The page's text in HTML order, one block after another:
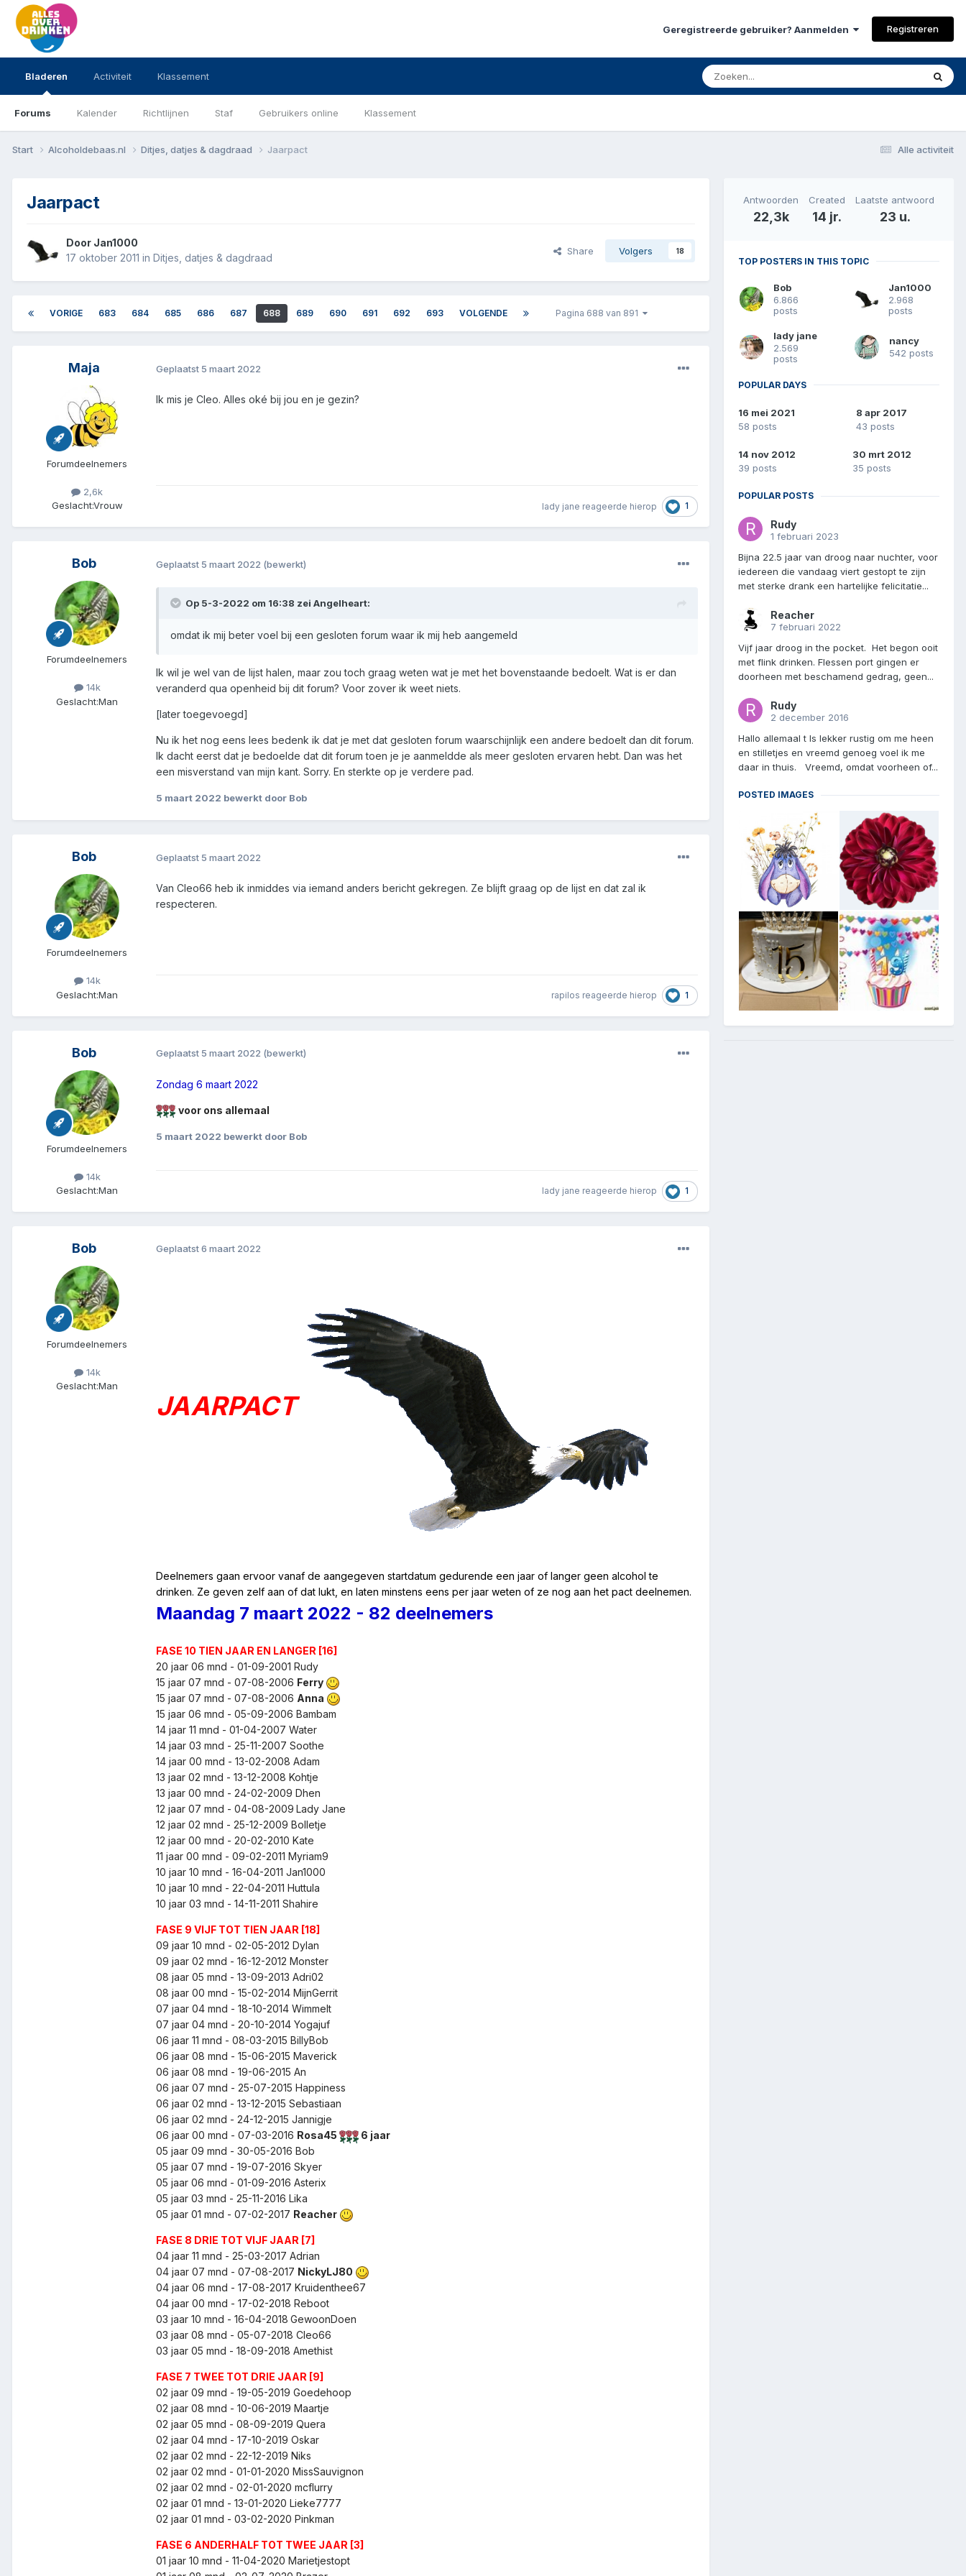
Geregistreerde gebruiker? Aanmelden Registreren
Bladeren
Forums Kalender Richtlijnen Staf Gebruikers online Klassement
Activiteit Klassement
Alle activiteit
Start Alcoholdebaas.nl Ditjes, datjes & dagdraad Jaarpact
Jaarpact
Door Jan1000
17 oktober 2011 in Ditjes, datjes & dagdraad
Share Volgers 18
VORIGE 683 684 685 686 687 688 689 690 691 692 693 VOLGENDE Pagina 688 van 891
Maja
Forumdeelnemers
2,6k
Geslacht:Vrouw
Geplaatst 5 maart 2022
Ik mis je Cleo. Alles oké bij jou en je gezin?
lady jane reageerde hierop 1
Bob
Forumdeelnemers
14k
Geslacht:Man
Geplaatst 5 maart 2022 (bewerkt)
Op 5-3-2022 om 16:38 zei Angelheart:
omdat ik mij beter voel bij een gesloten forum waar ik mij heb aangemeld
Ik wil je wel van de lijst halen, maar zou toch graag weten wat je met het bovenstaande bedoelt. Wat is er dan
veranderd qua openheid bij dit forum? Voor zover ik weet niets.
[later toegevoegd]
Nu ik het nog eens lees bedenk ik dat je met dat gesloten forum waarschijnlijk een andere bedoelt dan dit forum.
Ik dacht eerst dat je bedoelde dat dit forum toen je je aanmeldde als meer gesloten ervaren hebt. Dan was het
een misverstand van mijn kant. Sorry. En sterkte op je verdere pad.
5 maart 2022 bewerkt door Bob
Bob
Forumdeelnemers
14k
Geslacht:Man
Geplaatst 5 maart 2022
Van Cleo66 heb ik inmiddes via iemand anders bericht gekregen. Ze blijft graag op de lijst en dat zal ik
respecteren.
rapilos reageerde hierop 1
Bob
Forumdeelnemers
14k
Geslacht:Man
Geplaatst 5 maart 2022 (bewerkt)
Zondag 6 maart 2022
voor ons allemaal
5 maart 2022 bewerkt door Bob
lady jane reageerde hierop 1
Bob
Forumdeelnemers
14k
Geslacht:Man
Geplaatst6 maart 2022
JAARPACT
Deelnemers gaan ervoor vanaf de aangegeven startdatum gedurende een jaar of langer geen alcohol te
drinken. Ze geven zelf aan of dat lukt, en laten minstens eens per jaar weten of ze nog aan het pact deelnemen.
Maandag 7 maart 2022 - 82 deelnemers
FASE 10 TIEN JAAR EN LANGER [16]
20 jaar 06 mnd - 01-09-2001 Rudy
15 jaar 07 mnd - 07-08-2006 Ferry
15 jaar 07 mnd - 07-08-2006 Anna
15 jaar 06 mnd - 05-09-2006 Bambam
14 jaar 11 mnd - 01-04-2007 Water
14 jaar 03 mnd - 25-11-2007 Soothe
14 jaar 00 mnd - 13-02-2008 Adam
13 jaar 02 mnd - 13-12-2008 Kohtje
13 jaar 00 mnd - 24-02-2009 Dhen
12 jaar 07 mnd - 04-08-2009 Lady Jane
12 jaar 02 mnd - 25-12-2009 Bolletje
12 jaar 00 mnd - 20-02-2010 Kate
11 jaar 00 mnd - 09-02-2011 Myriam9
10 jaar 10 mnd - 16-04-2011 Jan1000
10 jaar 10 mnd - 22-04-2011 Huttula
10 jaar 03 mnd - 14-11-2011 Shahire
FASE 9 VIJF TOT TIEN JAAR [18]
09 jaar 10 mnd - 02-05-2012 Dylan
09 jaar 02 mnd - 16-12-2012 Monster
08 jaar 05 mnd - 13-09-2013 Adri02
08 jaar 00 mnd - 15-02-2014 MijnGerrit
07 jaar 04 mnd - 18-10-2014 Wimmelt
07 jaar 04 mnd - 20-10-2014 Yogajuf
06 jaar 11 mnd - 08-03-2015 BillyBob
06 jaar 08 mnd - 15-06-2015 Maverick
06 jaar 08 mnd - 19-06-2015 An
06 jaar 07 mnd - 25-07-2015 Happiness
06 jaar 02 mnd - 13-12-2015 Sebastiaan
06 jaar 02 mnd - 24-12-2015 Jannigje
06 jaar 00 mnd - 07-03-2016 Rosa45
6 jaar
05 jaar 09 mnd - 30-05-2016 Bob
05 jaar 07 mnd - 19-07-2016 Skyer
05 jaar 06 mnd - 01-09-2016 Asterix
05 jaar 03 mnd - 25-11-2016 Lika
05 jaar 01 mnd - 07-02-2017 Reacher
FASE 8 DRIE TOT VIJF JAAR [7]
04 jaar 11 mnd - 25-03-2017 Adrian
04 jaar 07 mnd - 07-08-2017 NickyLJ80
04 jaar 06 mnd - 17-08-2017 Kruidenthee67
04 jaar 00 mnd - 17-02-2018 Reboot
03 jaar 10 mnd - 16-04-2018 GewoonDoen
03 jaar 08 mnd - 05-07-2018 Cleo66
03 jaar 05 mnd - 18-09-2018 Amethist
FASE 7 TWEE TOT DRIE JAAR [9]
02 jaar 09 mnd - 19-05-2019 Goedehoop
02 jaar 08 mnd - 10-06-2019 Maartje
02 jaar 05 mnd - 08-09-2019 Quera
02 jaar 04 mnd - 17-10-2019 Oskar
02 jaar 02 mnd - 22-12-2019 Niks
02 jaar 02 mnd - 01-01-2020 MissSauvignon
02 jaar 02 mnd - 02-01-2020 mcflurry
02 jaar 01 mnd - 13-01-2020 Lieke7777
02 jaar 01 mnd - 03-02-2020 Pinkman
FASE 6 ANDERHALF TOT TWEE JAAR [3]
01 jaar 10 mnd - 11-04-2020 Marietjestopt
Antwoorden
22,3k
Created
14 jr.
Laatste antwoord
23 u.
TOP POSTERS IN THIS TOPIC
Bob
6.866
posts
Jan1000
2.968
posts
lady jane
2.569
posts
nancy
542 posts
POPULAR DAYS
16 mei 2021
58 posts
8 apr 2017
43 posts
14 nov 2012
39 posts
30 mrt 2012
35 posts
POPULAR POSTS
Rudy
1 februari 2023
Bijna 22.5 jaar van droog naar nuchter, voor
iedereen die vandaag viert gestopt te zijn
met sterke drank een hartelijke felicitatie...
Reacher
7 februari 2022
Vijf jaar droog in the pocket. Het begon ooit
met flink drinken. Flessen port gingen er
doorheen met beschamend gedrag, geen...
Rudy
2 december 2016
Hallo allemaal t Is lekker rustig om me heen
en stilletjes en vreemd genoeg voel ik me
daar in thuis. Vreemd, omdat voorheen of...
POSTED IMAGES